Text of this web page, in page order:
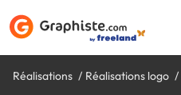
Réalisations Réalisations logo